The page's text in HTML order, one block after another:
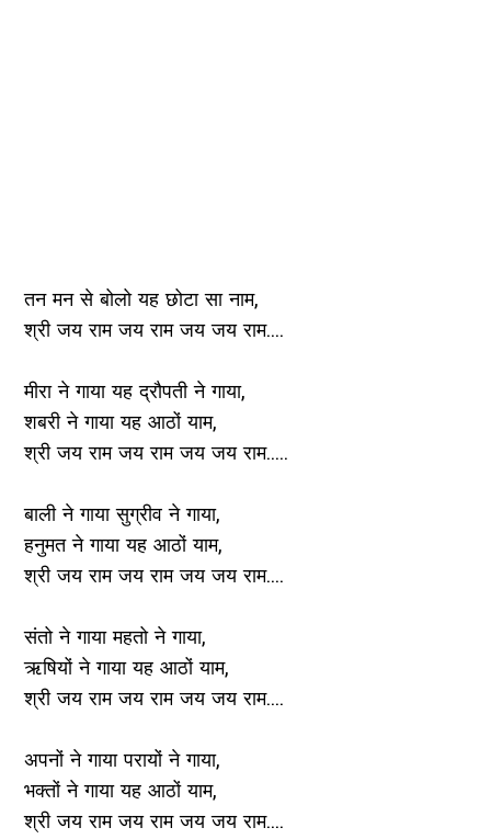
तन मन से बोलो यह छोटा सा नाम,
श्री जय राम जय राम जय जय राम....
मीरा ने गाया यह द्रौपती ने गाया,
शबरी ने गाया यह आठों याम,
श्री जय राम जय राम जय जय राम.....
बाली ने गाया सुग्रीव ने गाया,
हनुमत ने गाया यह आठों याम,
श्री जय राम जय राम जय जय राम....
संतो ने गाया महतो ने गाया,
ऋषियों ने गाया यह आठों याम,
श्री जय राम जय राम जय जय राम....
अपनों ने गाया परायों ने गाया,
भक्तों ने गाया यह आठों याम,
श्री जय राम जय राम जय जय राम....